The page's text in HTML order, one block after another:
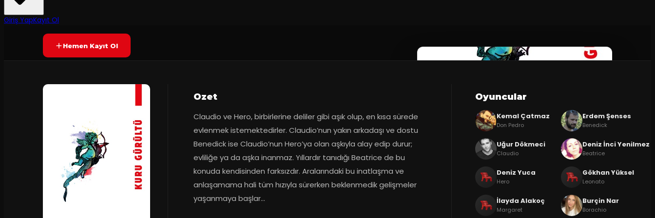
Giriş YapKayıt OlYAKINDA
Hemen Kayıt Ol
Ozet
Claudio ve Hero, birbirlerine deliler gibi aşık olup, en kısa sürede
evlenmek istemektedirler. Claudio’nun yakın arkadaşı ve dostu
Benedick ise Claudio’nun Hero’ya olan aşkıyla alay edip durur;
evliliğe ya da aşka inanmaz. Yıllardır tanıdığı Beatrice de bu
konuda kendisinden farksızdır. Aralarındaki bu inatlaşma ve
anlaşamama hali tüm hızıyla sürerken beklenmedik gelişmeler
yaşanmaya başlar...
Oyuncular
Kemal Çatmaz
Don Pedro
Erdem Şenses
Benedick
Uğur Dökmeci
Claudio
Deniz İnci Yenilmez
Beatrice
Deniz Yuca
Hero
Gökhan Yüksel
Leonato
İlayda Alakoç
Margaret
Burçin Nar
Borachio